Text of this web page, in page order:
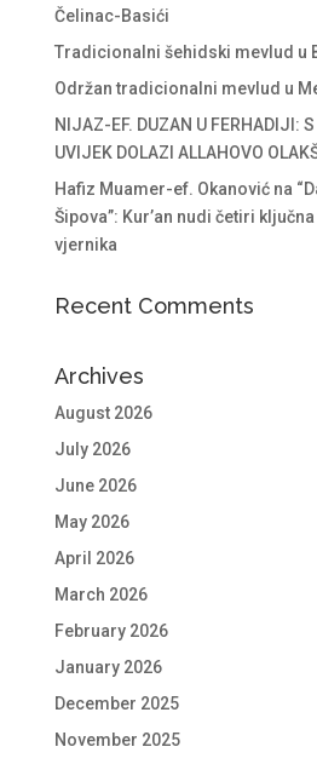
Čelinac-Basići
Tradicionalni šehidski mevlud u
Održan tradicionalni mevlud u
NIJAZ-EF. DUZAN U FERHADIJI: S
UVIJEK DOLAZI ALLAHOVO
Hafiz Muamer-ef. Okanović na
Šipova”: Kur’an nudi četiri
vjernika
Recent Comments
Archives
August 2026
July 2026
June 2026
May 2026
April 2026
March 2026
February 2026
January 2026
December 2025
November 2025